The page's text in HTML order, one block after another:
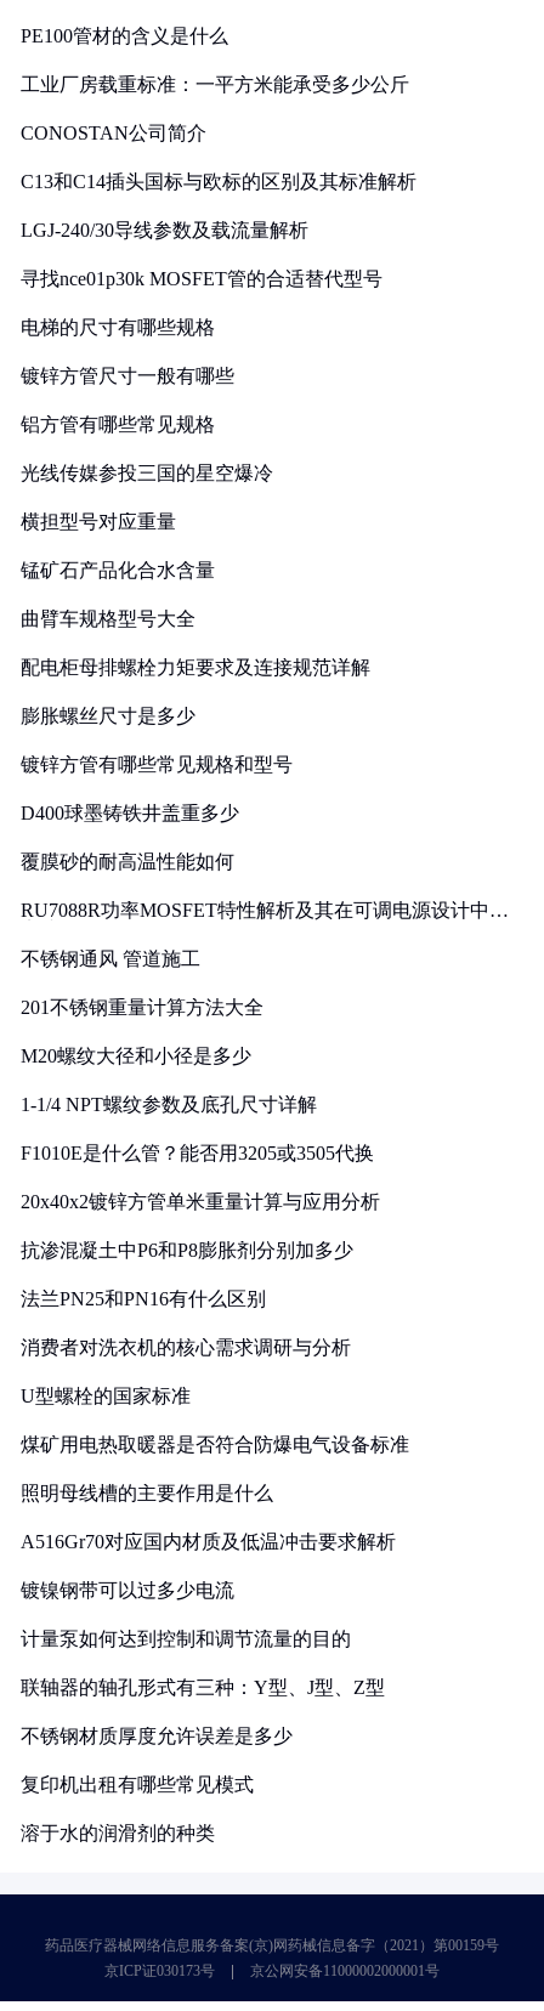
PE100管材的含义是什么
工业厂房载重标准：一平方米能承受多少公斤
CONOSTAN公司简介
C13和C14插头国标与欧标的区别及其标准解析
LGJ-240/30导线参数及载流量解析
寻找nce01p30k MOSFET管的合适替代型号
电梯的尺寸有哪些规格
镀锌方管尺寸一般有哪些
铝方管有哪些常见规格
光线传媒参投三国的星空爆冷
横担型号对应重量
锰矿石产品化合水含量
曲臂车规格型号大全
配电柜母排螺栓力矩要求及连接规范详解
膨胀螺丝尺寸是多少
镀锌方管有哪些常见规格和型号
D400球墨铸铁井盖重多少
覆膜砂的耐高温性能如何
RU7088R功率MOSFET特性解析及其在可调电源设计中的
不锈钢通风 管道施工
201不锈钢重量计算方法大全
M20螺纹大径和小径是多少
1-1/4 NPT螺纹参数及底孔尺寸详解
F1010E是什么管？能否用3205或3505代换
20x40x2镀锌方管单米重量计算与应用分析
抗渗混凝土中P6和P8膨胀剂分别加多少
法兰PN25和PN16有什么区别
消费者对洗衣机的核心需求调研与分析
U型螺栓的国家标准
煤矿用电热取暖器是否符合防爆电气设备标准
照明母线槽的主要作用是什么
A516Gr70对应国内材质及低温冲击要求解析
镀镍钢带可以过多少电流
计量泵如何达到控制和调节流量的目的
联轴器的轴孔形式有三种：Y型、J型、Z型
不锈钢材质厚度允许误差是多少
复印机出租有哪些常见模式
溶于水的润滑剂的种类
药品医疗器械网络信息服务备案(京)网药械信息备字（2021）第00159号
京ICP证030173号
京公网安备11000002000001号